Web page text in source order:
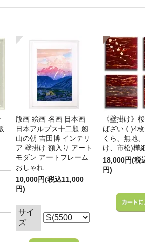
版画 絵画 名画 日本画
日本アルプス十二題 劔
山の朝 吉田博 インテリ
ア 壁掛け 額入り アート
モダン アートフレーム
おしゃれ
10,000円(税込11,000
円)
サイ
ズ
《壁掛け》
ばざいく)4
くら、無地
け、市松)樺
18,000円(税
円)